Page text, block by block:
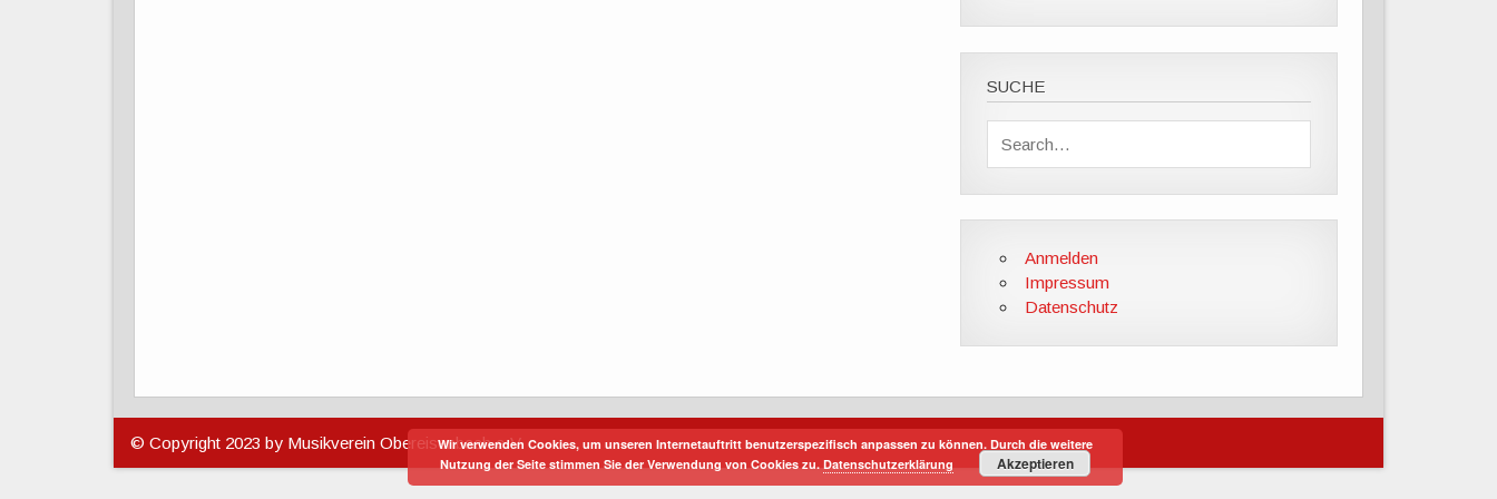
SUCHE
Anmelden
Impressum
Datenschutz
© Copyright 2023 by Musikverein Obereisenbach e.V.Wir verwenden Cookies, um unseren Internetauftritt benutzerspezifisch anpassen zu können. Durch die weitere
Nutzung der Seite stimmen Sie der Verwendung von Cookies zu.Datenschutzerklärung Akzeptieren